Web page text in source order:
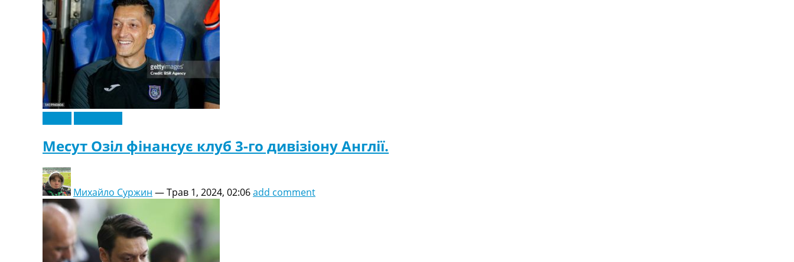
Телепрограма
RU
UA
Categories
Головна
Новини футболу
Відео
Новини футболу України
Футбольні трансфери
Останні коментарі
Конкурс прогнозів
Рейтінги
Правила
Колективний прогноз
Турніри
Чемпіонат Світу
Україна. Прем’єр-Ліга
Месут Озіл фінансує клуб 3-го дивізіону Англії.
Михайло Суржин —Трав 1, 2024, 02:06add comment